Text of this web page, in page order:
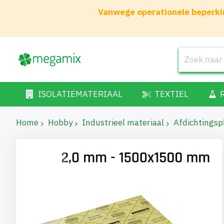
Vanwege operationele
ISOLATIEMATERIAAL TEXTIEL
Home Hobby Industrieel materiaal